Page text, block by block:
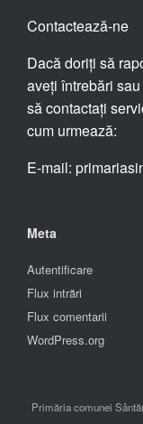
Contactează-ne
Dacă doriți să
aveți întrebări
să contactați
cum urmează:
E-mail:
Meta
Autentificare
Flux intrări
Flux comentarii
WordPress.org
Primăria comunei